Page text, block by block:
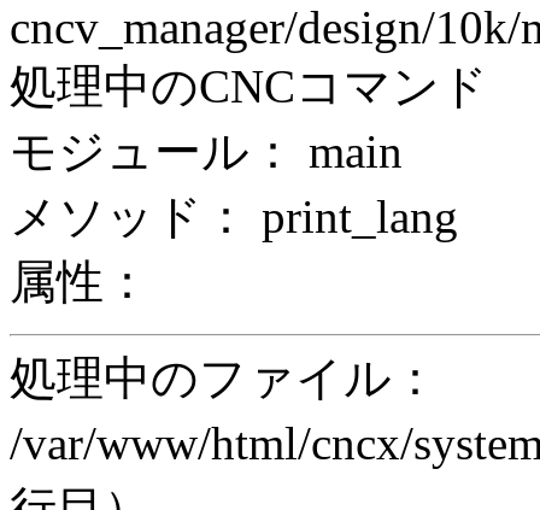
cncv_manager/design/10k/
処理中のCNCコマンド
モジュール： main
メソッド： print_lang
属性：
処理中のファイル：
/var/www/html/cncx/